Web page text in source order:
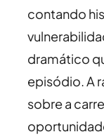
contando
dramático
episódio. A
sobre a